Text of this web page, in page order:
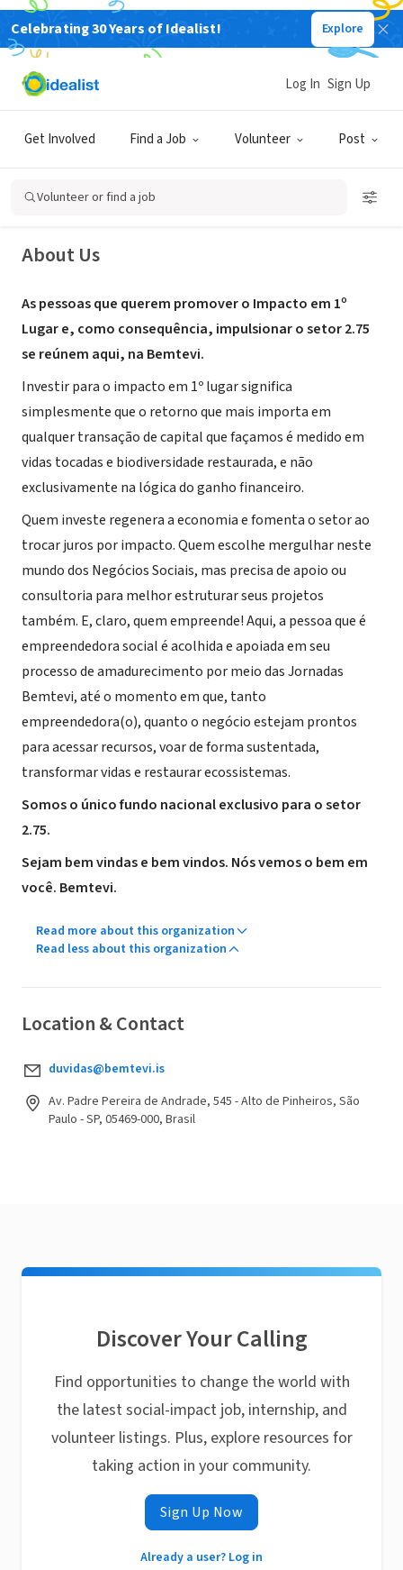
Celebrating 30 Years of Idealist! Explore
Get Involved Find a Job Volunteer Post
Log In Sign Up
Volunteer or find a job
Bemtevi Negócios Sociais
About Us
As pessoas que querem promover o Impacto em 1º
Lugar e, como consequência, impulsionar o setor 2.75
se reúnem aqui, na Bemtevi.
Investir para o impacto em 1º lugar significa
simplesmente que o retorno que mais importa em
qualquer transação de capital que façamos é medido em
vidas tocadas e biodiversidade restaurada, e não
exclusivamente na lógica do ganho financeiro.
Quem investe regenera a economia e fomenta o setor ao
trocar juros por impacto. Quem escolhe mergulhar neste
mundo dos Negócios Sociais, mas precisa de apoio ou
consultoria para melhor estruturar seus projetos
também. E, claro, quem empreende! Aqui, a pessoa que é
empreendedora social é acolhida e apoiada em seu
processo de amadurecimento por meio das Jornadas
Bemtevi, até o momento em que, tanto
empreendedora(o), quanto o negócio estejam prontos
para acessar recursos, voar de forma sustentada,
transformar vidas e restaurar ecossistemas.
Somos o único fundo nacional exclusivo para o setor
2.75.
Sejam bem vindas e bem vindos. Nós vemos o bem em
você. Bemtevi.
Read more about this organization
Read less about this organization
Location & Contact
duvidas@bemtevi.is
Av. Padre Pereira de Andrade, 545 - Alto de Pinheiros, São
Paulo - SP, 05469-000, Brasil
Discover Your Calling
Find opportunities to change the world with
the latest social-impact job, internship, and
volunteer listings. Plus, explore resources for
taking action in your community.
Sign Up Now
Already a user? Log in